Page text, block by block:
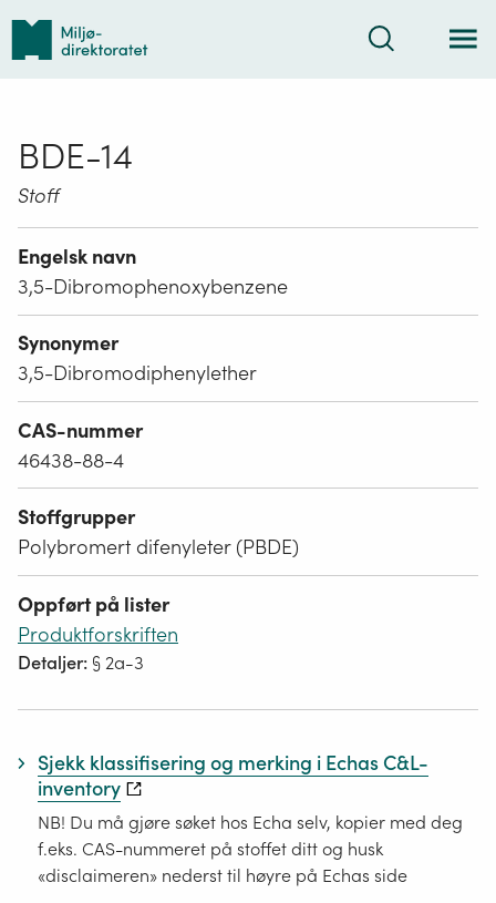
Tilbake
forsiden
Søk
BDE-14
Stoff
Engelsk navn
3,5-Dibromophenoxybenzene
Synonymer
3,5-Dibromodiphenylether
CAS-nummer
46438-88-4
Stoffgrupper
Polybromert difenyleter (PBDE)
Oppført på lister
Produktforskriften
Detaljer: § 2a-3
Sjekk klassifisering og merking i Echas C&L-
inventory
NB! Du må gjøre søket hos Echa selv, kopier med deg
f.eks. CAS-nummeret på stoffet ditt og husk
«disclaimeren» nederst til høyre på Echas side